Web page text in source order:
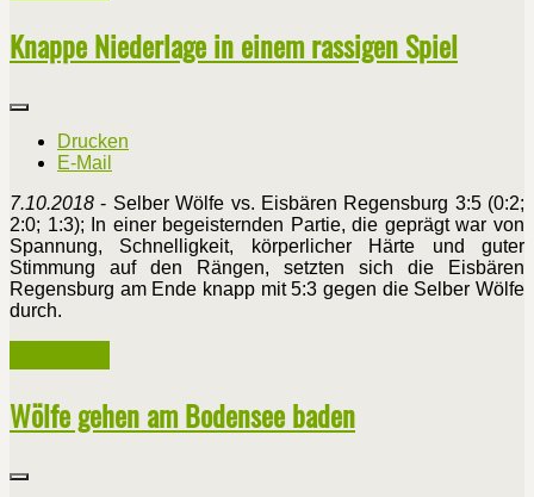
Knappe Niederlage in einem rassigen Spiel
Drucken
E-Mail
7.10.2018 - Selber Wölfe vs. Eisbären Regensburg 3:5 (0:2;
2:0; 1:3); In einer begeisternden Partie, die geprägt war von
Spannung, Schnelligkeit, körperlicher Härte und guter
Stimmung auf den Rängen, setzten sich die Eisbären
Regensburg am Ende knapp mit 5:3 gegen die Selber Wölfe
durch.
Wölfe gehen am Bodensee baden